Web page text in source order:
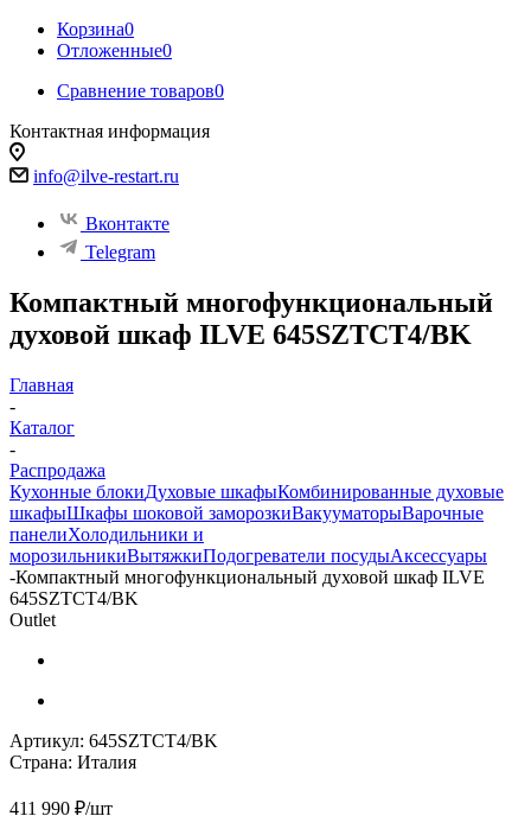
Корзина0
Отложенные0
Сравнение товаров0
Контактная информация
info@ilve-restart.ru
Вконтакте
Telegram
Компактный многофункциональный
духовой шкаф ILVE 645SZTCT4/BK
Главная
-
Каталог
-
Распродажа
Кухонные блокиДуховые шкафыКомбинированные духовые
шкафыШкафы шоковой заморозкиВакууматорыВарочные
панелиХолодильники и
морозильникиВытяжкиПодогреватели посудыАксессуары
-Компактный многофункциональный духовой шкаф ILVE
645SZTCT4/BK
Outlet
Артикул: 645SZTCT4/BK
Страна: Италия
411 990 ₽/шт